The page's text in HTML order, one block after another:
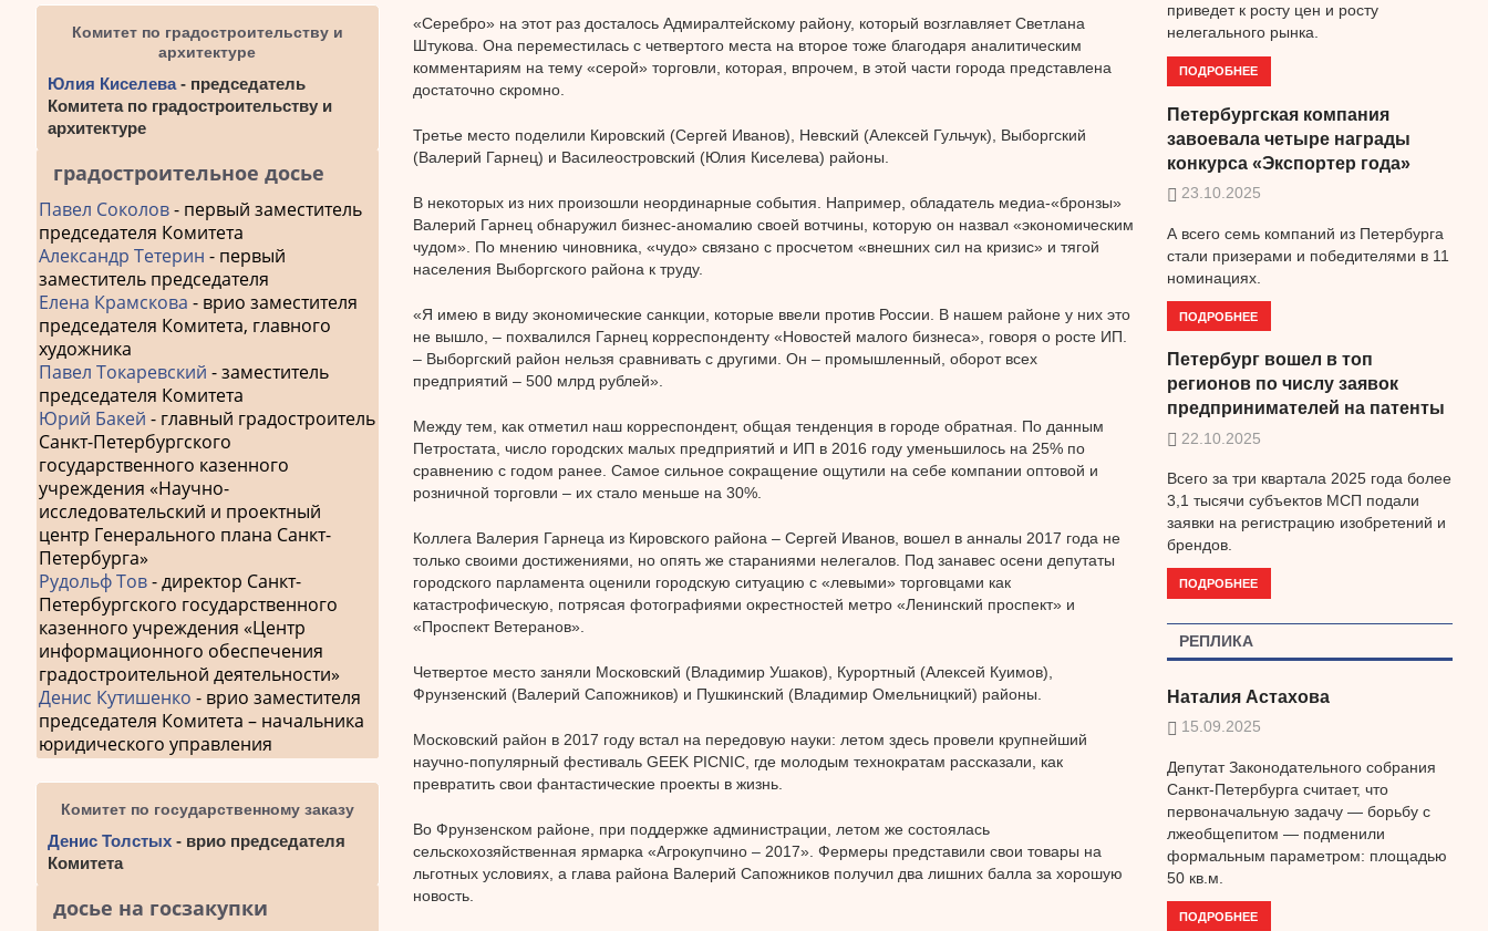
«Серебро» на этот раз досталось Адмиралтейскому району, который возглавляет Светлана
Штукова. Она переместилась с четвертого места на второе тоже благодаря аналитическим
комментариям на тему «серой» торговли, которая, впрочем, в этой части города представлена
достаточно скромно.
Третье место поделили Кировский (Сергей Иванов), Невский (Алексей Гульчук), Выборгский
(Валерий Гарнец) и Василеостровский (Юлия Киселева) районы.
В некоторых из них произошли неординарные события. Например, обладатель медиа-«бронзы»
Валерий Гарнец обнаружил бизнес-аномалию своей вотчины, которую он назвал «экономическим
чудом». По мнению чиновника, «чудо» связано с просчетом «внешних сил на кризис» и тягой
населения Выборгского района к труду.
«Я имею в виду экономические санкции, которые ввели против России. В нашем районе у них это
не вышло, – похвалился Гарнец корреспонденту «Новостей малого бизнеса», говоря о росте ИП.
– Выборгский район нельзя сравнивать с другими. Он – промышленный, оборот всех
предприятий – 500 млрд рублей».
Между тем, как отметил наш корреспондент, общая тенденция в городе обратная. По данным
Петростата, число городских малых предприятий и ИП в 2016 году уменьшилось на 25% по
сравнению с годом ранее. Самое сильное сокращение ощутили на себе компании оптовой и
розничной торговли – их стало меньше на 30%.
Коллега Валерия Гарнеца из Кировского района – Сергей Иванов, вошел в анналы 2017 года не
только своими достижениями, но опять же стараниями нелегалов. Под занавес осени депутаты
городского парламента оценили городскую ситуацию с «левыми» торговцами как
катастрофическую, потрясая фотографиями окрестностей метро «Ленинский проспект» и
«Проспект Ветеранов».
Четвертое место заняли Московский (Владимир Ушаков), Курортный (Алексей Куимов),
Фрунзенский (Валерий Сапожников) и Пушкинский (Владимир Омельницкий) районы.
Московский район в 2017 году встал на передовую науки: летом здесь провели крупнейший
научно-популярный фестиваль GEEK PICNIC, где молодым технократам рассказали, как
превратить свои фантастические проекты в жизнь.
Во Фрунзенском районе, при поддержке администрации, летом же состоялась
сельскохозяйственная ярмарка «Агрокупчино – 2017». Фермеры представили свои товары на
льготных условиях, а глава района Валерий Сапожников получил два лишних балла за хорошую
новость.
Комитет по градостроительству и
архитектуре
Юлия Киселева- председатель
Комитета по градостроительству и
архитектуре
градостроительное досье
Павел Соколов- первый заместитель
председателя Комитета
Александр Тетерин - первый
заместитель председателя
Елена Крамскова - врио заместителя
председателя Комитета, главного
художника
Павел Токаревский - заместитель
председателя Комитета
Юрий Бакей - главный градостроитель
Санкт-Петербургского
государственного казенного
учреждения «Научно-
исследовательский и проектный
центр Генерального плана Санкт-
Петербурга»
Рудольф Тов- директор Санкт-
Петербургского государственного
казенного учреждения «Центр
информационного обеспечения
градостроительной деятельности»
Денис Кутишенко - врио заместителя
председателя Комитета – начальника
юридического управления
Комитет по государственному заказу
Денис Толстых - врио председателя
Комитета
досье на госзакупки
приведет к росту цен и росту
нелегального рынка.
ПОДРОБНЕЕ
Петербургская компания
завоевала четыре награды
конкурса «Экспортер года»
23.10.2025
А всего семь компаний из Петербурга
стали призерами и победителями в 11
номинациях.
ПОДРОБНЕЕ
Петербург вошел в топ
регионов по числу заявок
предпринимателей на патенты
22.10.2025
Всего за три квартала 2025 года более
3,1 тысячи субъектов МСП подали
заявки на регистрацию изобретений и
брендов.
ПОДРОБНЕЕ
РЕПЛИКА
Наталия Астахова
15.09.2025
Депутат Законодательного собрания
Санкт-Петербурга считает, что
первоначальную задачу — борьбу с
лжеобщепитом — подменили
формальным параметром: площадью
50 кв.м.
ПОДРОБНЕЕ